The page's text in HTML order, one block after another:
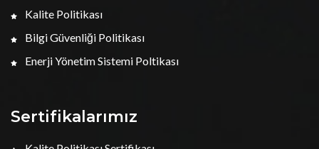
Kalite Politikası
Bilgi Güvenliği Politikası
Enerji Yönetim Sistemi Poltikası
Sertifikalarımız